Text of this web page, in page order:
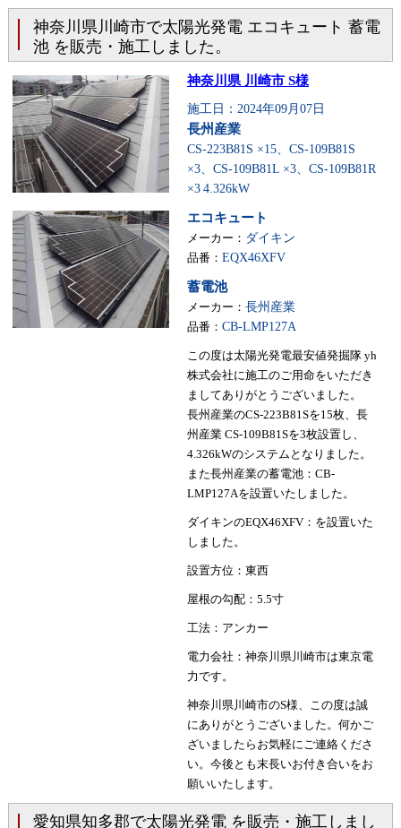
神奈川県川崎市で太陽光発電 エコキュート 蓄電
池 を販売・施工しました。
神奈川県 川崎市 S様
施工日：2024年09月07日
長州産業
CS-223B81S ×15、CS-109B81S
×3、CS-109B81L ×3、CS-109B81R
×3 4.326kW
エコキュート
メーカー： ダイキン
品番： EQX46XFV
蓄電池
メーカー： 長州産業
品番： CB-LMP127A
この度は太陽光発電最安値発掘隊 yh
株式会社に施工のご用命をいただき
ましてありがとうございました。
長州産業のCS-223B81Sを15枚、長
州産業 CS-109B81Sを3枚設置し、
4.326kWのシステムとなりました。
また長州産業の蓄電池：CB-
LMP127Aを設置いたしました。
ダイキンのEQX46XFV：を設置いた
しました。
設置方位：東西
屋根の勾配：5.5寸
工法：アンカー
電力会社：神奈川県川崎市は東京電
力です。
神奈川県川崎市のS様、この度は誠
にありがとうございました。何かご
ざいましたらお気軽にご連絡くださ
い。今後とも末長いお付き合いをお
願いいたします。
愛知県知多郡で太陽光発電 を販売・施工しまし